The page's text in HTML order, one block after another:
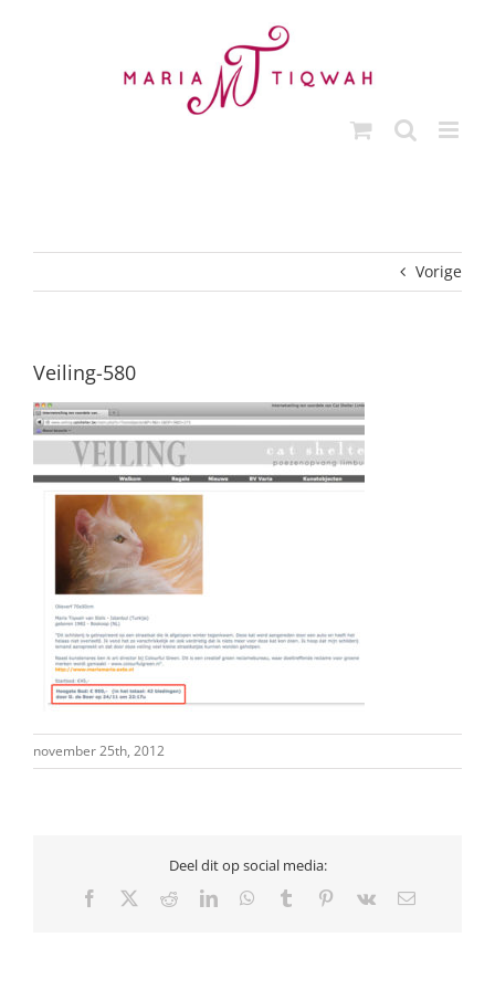
Vorige
Veiling-580
november 25th, 2012
Deel dit op social media:
Facebook RedditLinkedInWhatsApp
Tumblr Pinterest
Vk
E-